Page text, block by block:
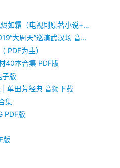
喜马拉雅VIP资源：香蜜沉沉烬如霜（电视剧原著小说+番外） 音频下载
喜马拉雅VIP资源：青曲社2019“大周天”巡演武汉场 音频下载
PDF为主）
40本合集 PDF版
版
| 单田芳经典 音频下载
集
PDF版
版